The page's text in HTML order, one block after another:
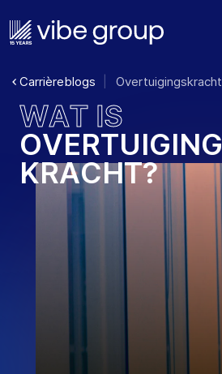
Carrièreblogs Overtuigingskracht
WAT IS
OVERTUIGING
KRACHT?